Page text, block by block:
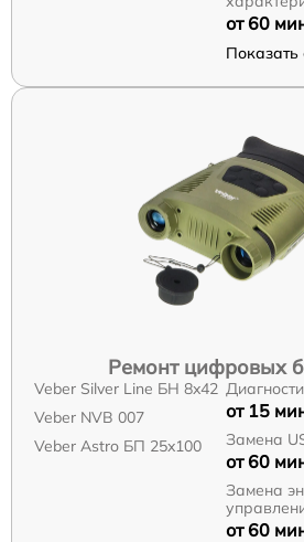
от 60
Показать
Ремонт цифровых
Veber Silver Line БН 8x42
Veber NVB 007
Veber Astro БП 25x100
от 15
Замена
от 60
Замена
от 60